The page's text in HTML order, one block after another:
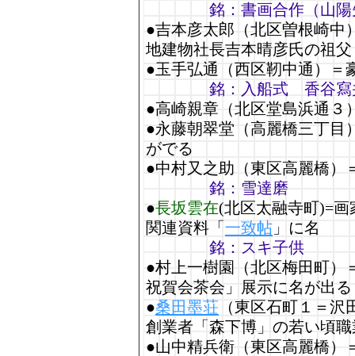
銘：書画合作（山
●吉本彦太郎（北区曽根崎中
地建物社長吉本晴彦氏の祖父
●玉手弘通（西区靭中通）＝
銘：入船式 香谷寫
●高崎親章（北区堂島浜通３
●永藤朝翠堂（高麗橋三丁目
がでる
●中村又之助（東区高麗橋）
銘：雪達磨
●長坂雲在(北区太融寺町)=
関連資料「 一致帖 」に名
銘：スキ子供
●村上一樹園（北区梅田町）
祝賀会茶会」展示に名が出る
●桑田墨荘 （東区石町１＝
創業者「森下博」の若い頃
●山中精兵衛（東区高麗橋）